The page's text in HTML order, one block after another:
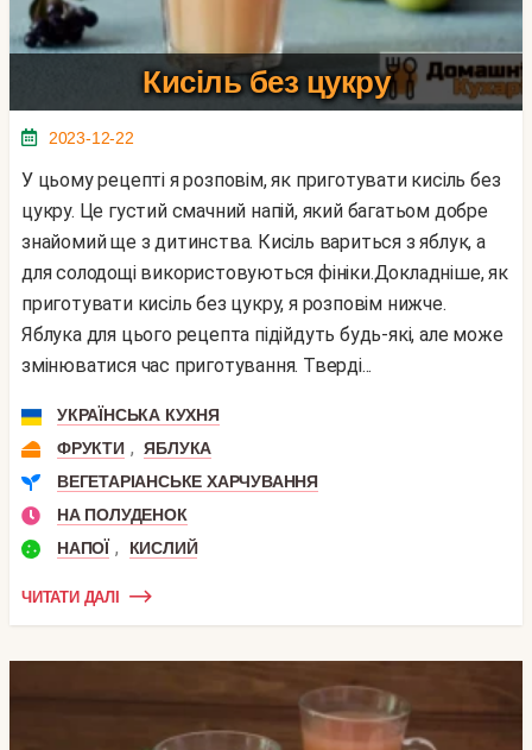
Кисіль без цукру
2023-12-22
У цьому рецепті я розповім, як приготувати кисіль без
цукру. Це густий смачний напій, який багатьом добре
знайомий ще з дитинства. Кисіль вариться з яблук, а
для солодощі використовуються фініки.Докладніше, як
приготувати кисіль без цукру, я розповім нижче.
Яблука для цього рецепта підійдуть будь-які, але може
змінюватися час приготування. Тверді...
УКРАЇНСЬКА КУХНЯ
ФРУКТИ , ЯБЛУКА
ВЕГЕТАРІАНСЬКЕ ХАРЧУВАННЯ
НА ПОЛУДЕНОК
НАПОЇ , КИСЛИЙ
ЧИТАТИ ДАЛІ